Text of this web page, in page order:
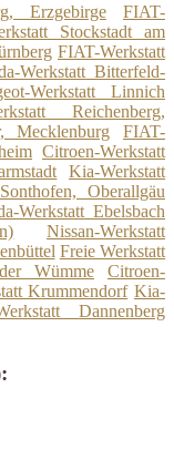
Erzgebirge
FIAT-
Stockstadt am
FIAT-Werkstatt
Werkstatt Bitterfeld-
Werkstatt Linnich
Reichenberg,
Mecklenburg
FIAT-
Citroen-Werkstatt
Kia-Werkstatt
Oberallgäu
Werkstatt Ebelsbach
Nissan-Werkstatt
Freie Werkstatt
Wümme
Citroen-
Krummendorf Kia-
Dannenberg